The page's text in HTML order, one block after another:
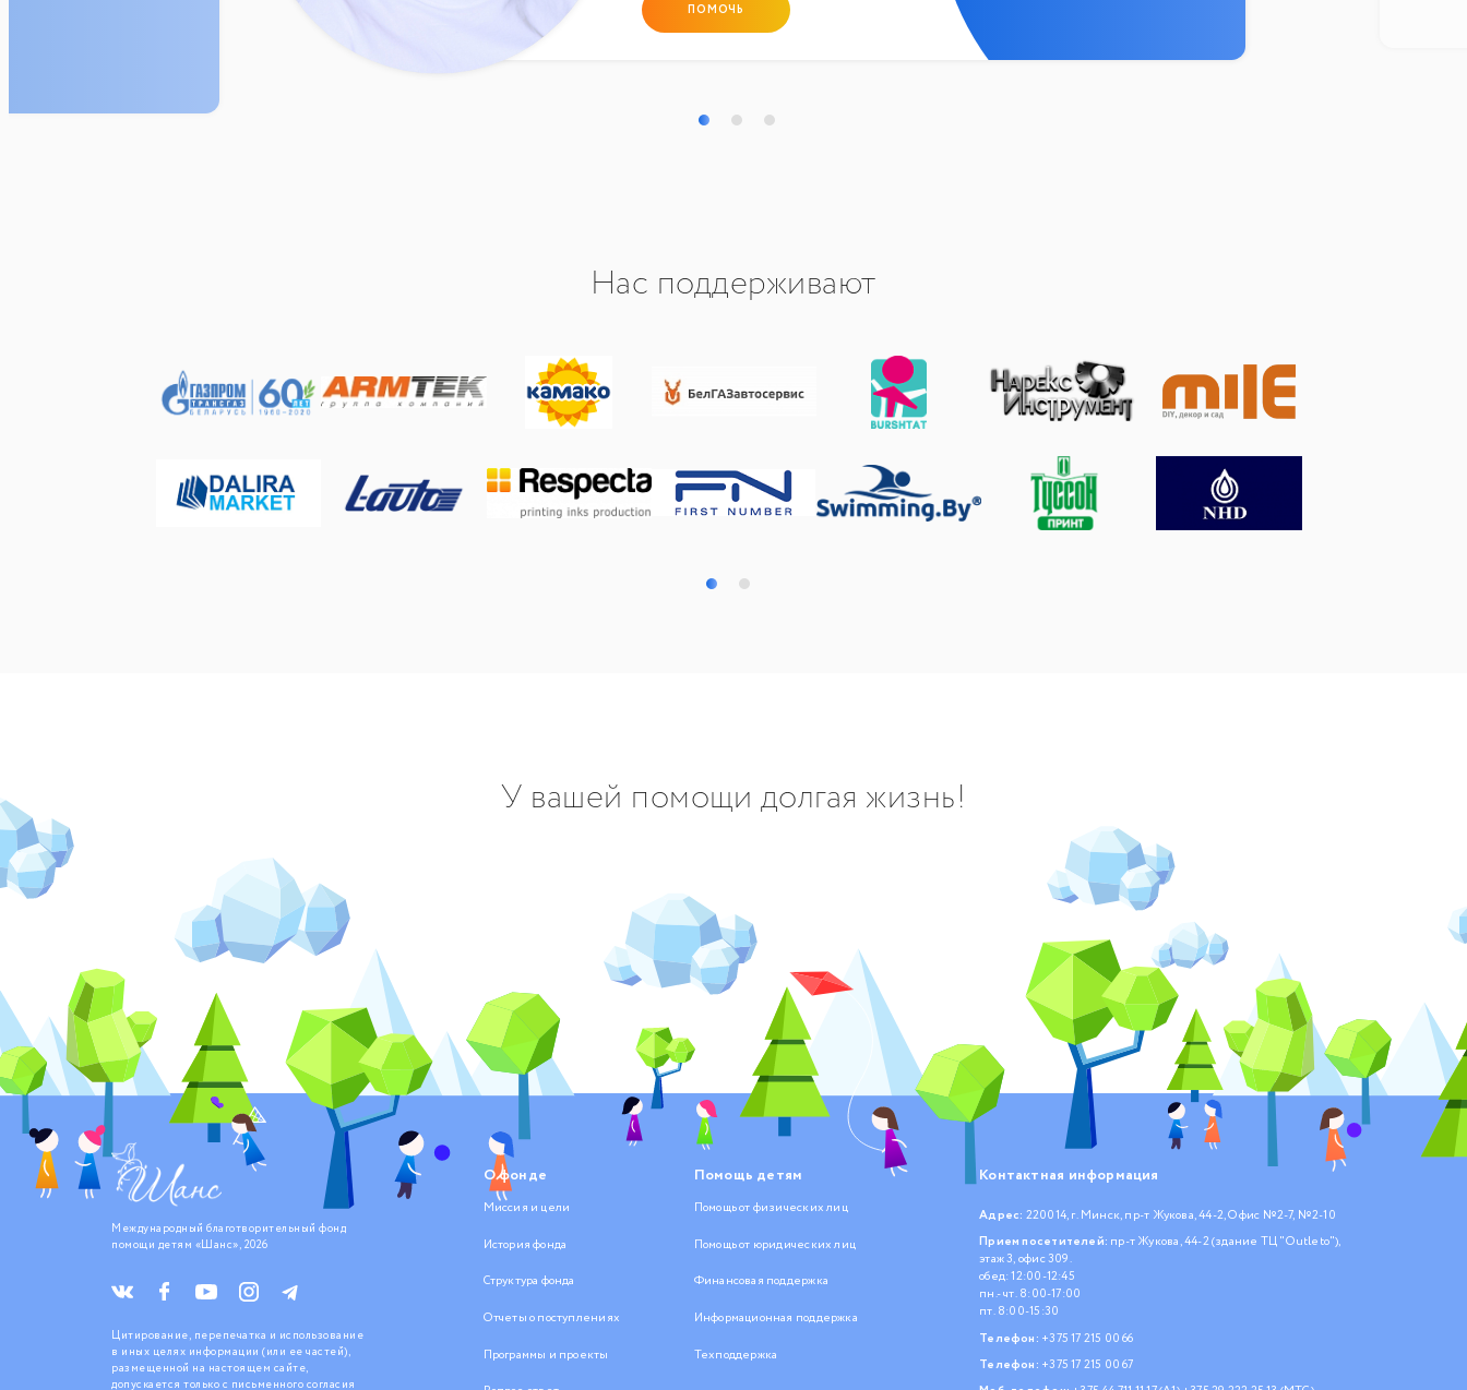
ПОМОЧЬ
Нас поддерживают
У вашей помощи долгая жизнь!
Международный благотворительный фонд
помощи детям «Шанс», 2026
Цитирование, перепечатка и использование
в иных целях информации (или ее частей),
размещенной на настоящем сайте,
допускается только с письменного согласия
О фонде
Миссия и цели
История фонда
Структура фонда
Отчеты о поступлениях
Программы и проекты
Помощь детям
Помощь от физических лиц
Помощь от юридических лиц
Финансовая поддержка
Информационная поддержка
Техподдержка
Контактная информация
Адрес: 220014, г. Минск, пр-т Жукова, 44-2, Офис №2-7, №2-10
Прием посетителей: пр-т Жукова, 44-2 (здание ТЦ "Outleto"),
этаж 3, офис 309.
обед: 12:00-12:45
пн.- чт. 8:00-17:00
пт. 8:00-15:30
Телефон: +375 17 215 00 66
Телефон: +375 17 215 00 67